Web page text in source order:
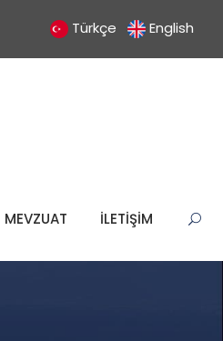
Türkçe English
MEVZUAT İLETİŞİM